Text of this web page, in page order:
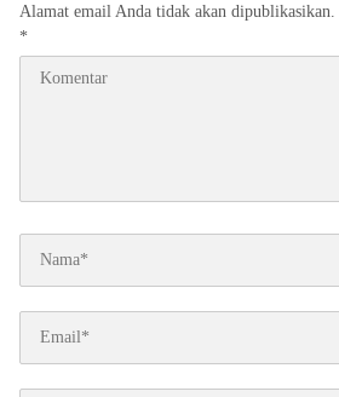
Alamat email Anda tidak akan dipublikasikan.
*